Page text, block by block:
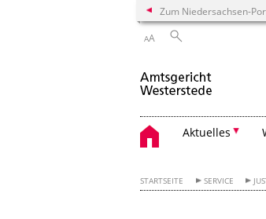
Zum Niedersachsen-
AA
Aktuelles
STARTSEITE SERVICE